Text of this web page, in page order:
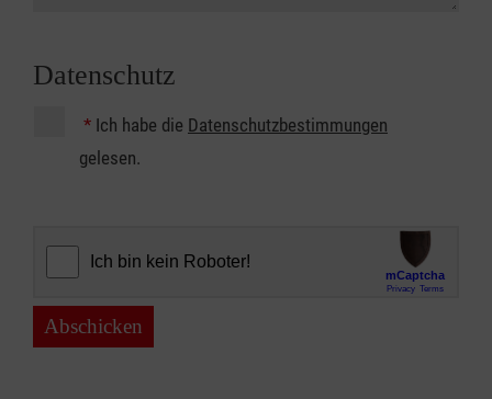
Datenschutz
* Ich habe die Datenschutzbestimmungen
gelesen.
Abschicken